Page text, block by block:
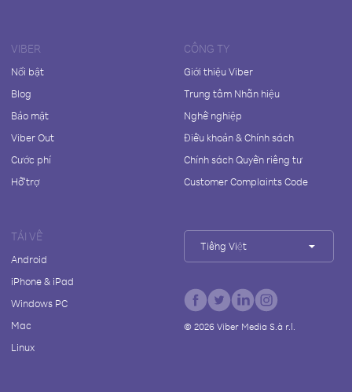
VIBER
Nổi bật
Blog
Bảo mật
Viber Out
Cước phí
Hỗ trợ
CÔNG TY
Giới thiệu Viber
Trung tâm Nhãn hiệu
Nghề nghiệp
Điều khoản & Chính sách
Chính sách Quyền riêng tư
Customer Complaints Code
TẢI VỀ
Android
iPhone & iPad
Windows PC
Mac
Linux
Tiếng Việt
© 2026Viber Media S.à r.l.